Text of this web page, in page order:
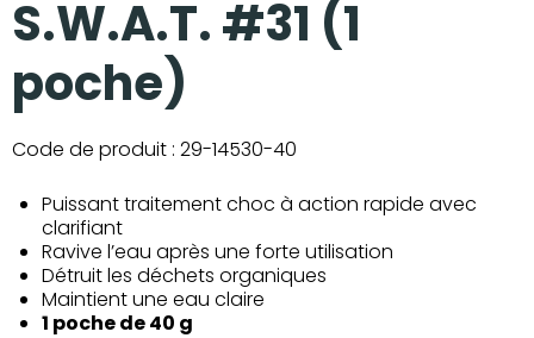
S.W.A.T. #31 (1
poche)
Code de produit : 29-14530-40
Puissant traitement choc à action rapide avec
clarifiant
Ravive l’eau après une forte utilisation
Détruit les déchets organiques
Maintient une eau claire
1 poche de 40 g